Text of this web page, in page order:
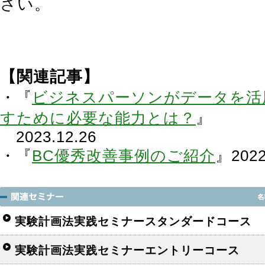
さい。
【関連記事】
・『 ビジネスパーソンがデータを
すために必要な能力とは？ 』
2023.12.26
・『 BC優秀改善事例のご紹介 』
実験計画法実践セミナースタンダードコース
実験計画法実践セミナーエントリーコース